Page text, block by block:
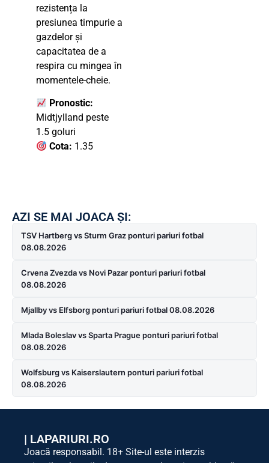
rezistența la
presiunea timpurie a
gazdelor și
capacitatea de a
respira cu mingea în
momentele-cheie.
Pronostic:
Midtjylland peste
1.5 goluri
Cota: 1.35
AZI SE MAI JOACA ȘI:
TSV Hartberg vs Sturm Graz ponturi pariuri fotbal
08.08.2026
Crvena Zvezda vs Novi Pazar ponturi pariuri fotbal
08.08.2026
Mjallby vs Elfsborg ponturi pariuri fotbal 08.08.2026
Mlada Boleslav vs Sparta Prague ponturi pariuri fotbal
08.08.2026
Wolfsburg vs Kaiserslautern ponturi pariuri fotbal
08.08.2026
| LAPARIURI.RO
Joacă responsabil. 18+ Site-ul este interzis